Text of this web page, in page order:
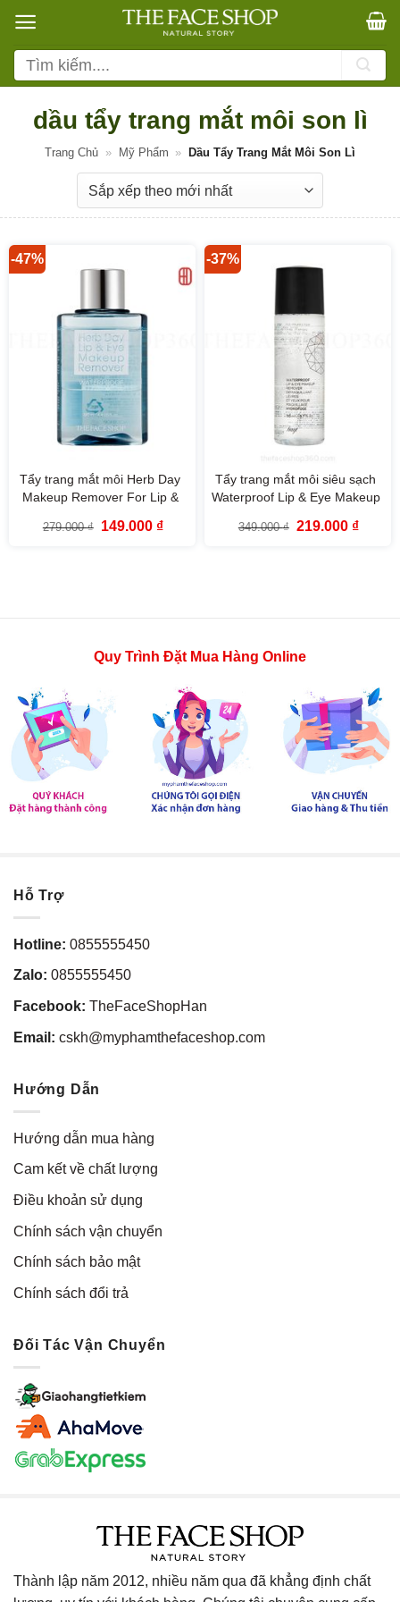
qua
nội
dung
Tìm
kiếm:
dầu tẩy trang mắt môi son lì
Trang Chủ » Mỹ Phẩm » Dầu Tẩy Trang Mắt Môi Son Lì
-47%
Tẩy trang mắt môi Herb Day
Makeup Remover For Lip &
279.000₫
Giá
149.000 ₫Giá
-37%
Tẩy trang mắt môi siêu sạch
Waterproof Lip & Eye Makeup
349.000₫ Giá
219.000 ₫Giá
Quy Trình Đặt Mua Hàng Online
Hỗ Trợ
Hotline: 0855555450
Zalo: 0855555450
Facebook: TheFaceShopHan
Email: cskh@myphamthefaceshop.com
Hướng Dẫn
Hướng dẫn mua hàng
Cam kết về chất lượng
Điều khoản sử dụng
Chính sách vận chuyển
Chính sách bảo mật
Chính sách đổi trả
Đối Tác Vận Chuyển
Thành lập năm 2012, nhiều năm qua đã khẳng định chất